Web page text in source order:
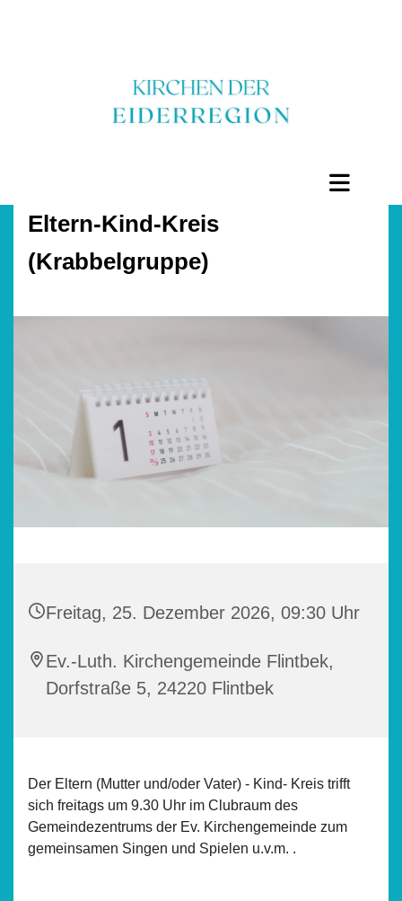
Eltern-Kind-Kreis
(Krabbelgruppe)
Freitag, 25. Dezember 2026, 09:30 Uhr
Ev.-Luth. Kirchengemeinde Flintbek,
Dorfstraße 5, 24220 Flintbek
Der Eltern (Mutter und/oder Vater) - Kind- Kreis trifft
sich freitags um 9.30 Uhr im Clubraum des
Gemeindezentrums der Ev. Kirchengemeinde zum
gemeinsamen Singen und Spielen u.v.m. .